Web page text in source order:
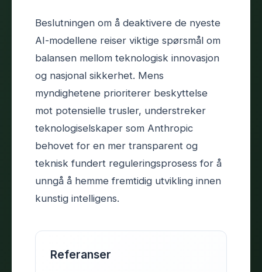
Beslutningen om å deaktivere de nyeste
AI-modellene reiser viktige spørsmål om
balansen mellom teknologisk innovasjon
og nasjonal sikkerhet. Mens
myndighetene prioriterer beskyttelse
mot potensielle trusler, understreker
teknologiselskaper som Anthropic
behovet for en mer transparent og
teknisk fundert reguleringsprosess for å
unngå å hemme fremtidig utvikling innen
kunstig intelligens.
Referanser